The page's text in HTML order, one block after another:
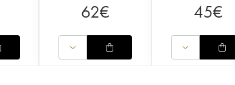
62€ 45€